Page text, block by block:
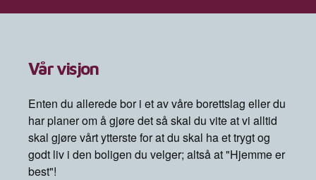
Vår visjon
Enten du allerede bor i et av våre borettslag eller du
har planer om å gjøre det så skal du vite at vi alltid
skal gjøre vårt ytterste for at du skal ha et trygt og
godt liv i den boligen du velger; altså at "Hjemme er
best"!